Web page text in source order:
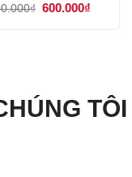
₫ Giá
600.000₫
TÔI